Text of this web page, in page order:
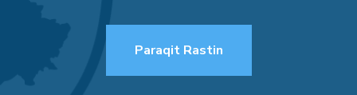
Paraqit Rastin